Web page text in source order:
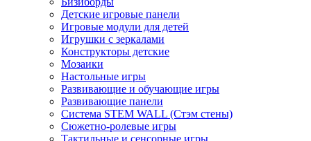
Детские игровые панели
Игровые модули для детей
Игрушки с зеркалами
Конструкторы детские
Мозаики
Настольные игры
Развивающие и обучающие игры
Развивающие панели
Система STEM WALL (Cтэм стены)
Сюжетно-ролевые игры
Тактильные и сенсорные игры